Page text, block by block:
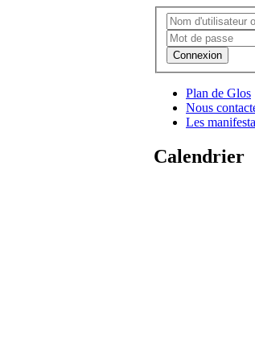
Connexion
Plan de Glos
Nous
Les
Calendrier